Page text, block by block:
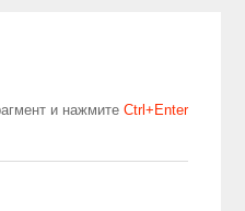
и нажмите Сtrl+Enter